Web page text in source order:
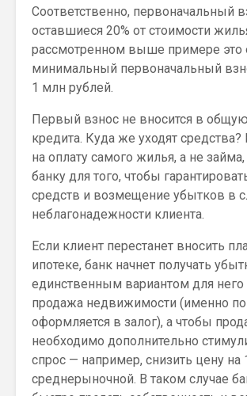
Соответственно, первоначальный
оставшиеся 20% от стоимости
рассмотренном выше примере это
минимальный первоначальный
1 млн рублей.
Первый взнос не вносится в
кредита. Куда же уходят средства?
на оплату самого жилья, а не
банку для того, чтобы
средств и возмещение убытков в
неблагонадежности клиента.
Если клиент перестанет вносить
ипотеке, банк начнет получать
единственным вариантом для него
продажа недвижимости (именно
оформляется в залог), а чтобы
необходимо дополнительно
спрос — например, снизить цену на
среднерыночной. В таком случае